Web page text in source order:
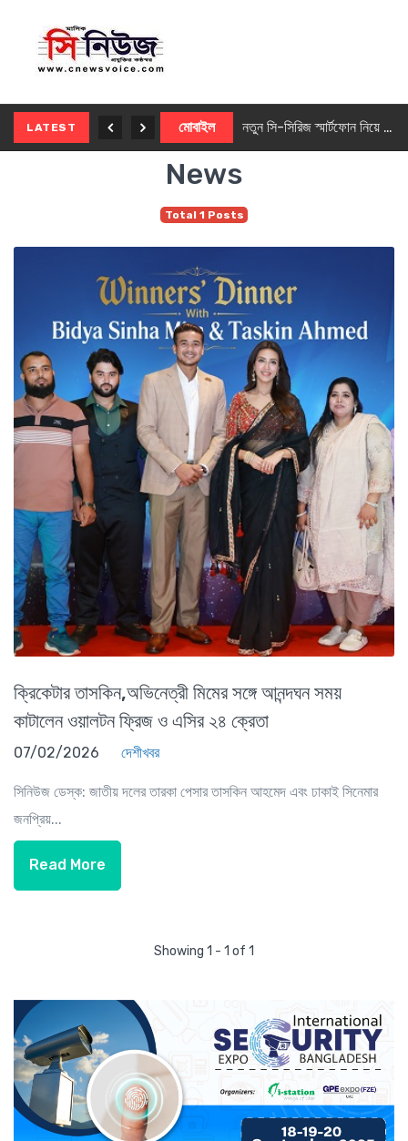
LATEST মোবাইল নতুন সি-সিরিজ স্মার্টফোন নিয়ে আসছে রিয়েলমি
News
Total 1 Posts
ক্রিকেটার তাসকিন,অভিনেত্রী মিমের সঙ্গে আনন্দঘন সময়
কাটালেন ওয়ালটন ফ্রিজ ও এসির ২৪ ক্রেতা
07/02/2026 দেশীখবর
সিনিউজ ডেস্ক: জাতীয় দলের তারকা পেসার তাসকিন আহমেদ এবং ঢাকাই সিনেমার
জনপ্রিয়...
Read More
Showing 1 - 1 of 1